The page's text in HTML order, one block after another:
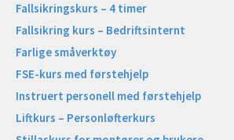
Fallsikringskurs – 4 timer
Fallsikring kurs – Bedriftsinternt
Farlige småverktøy
FSE-kurs med førstehjelp
Instruert personell med førstehjelp
Liftkurs – Personløfterkurs